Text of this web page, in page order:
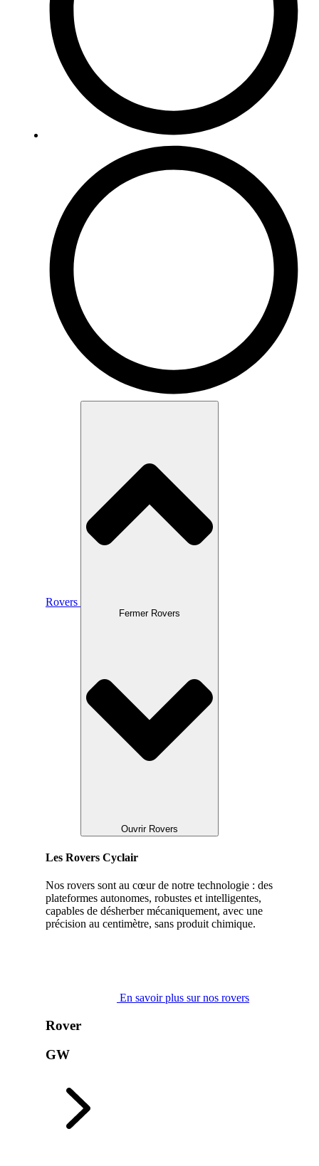
Rovers
Fermer Rovers
Ouvrir Rovers
Les Rovers Cyclair
Nos rovers sont au cœur de notre technologie : des
plateformes autonomes, robustes et intelligentes,
capables de désherber mécaniquement, avec une
précision au centimètre, sans produit chimique.
En savoir plus sur nos rovers
Rover
GW